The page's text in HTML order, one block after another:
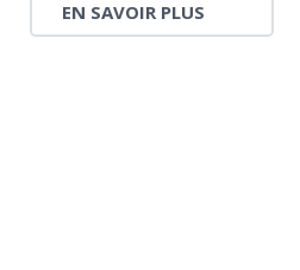
EN SAVOIR PLUS